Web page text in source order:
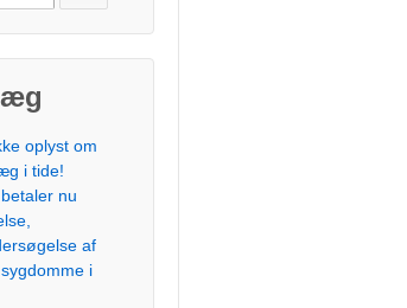
oplyst om
i tide!
nu
af
i